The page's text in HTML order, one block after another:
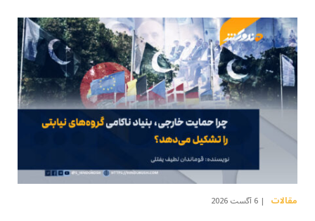
مقالات 6 آگست 2026